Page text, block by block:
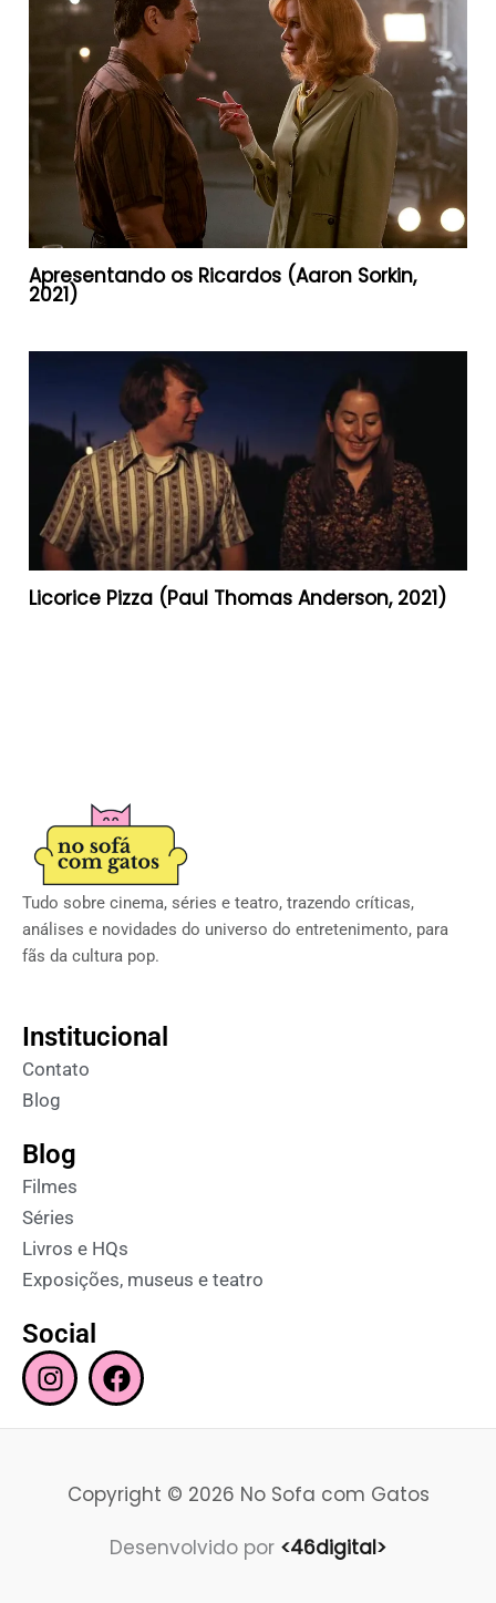
Apresentando os Ricardos (Aaron Sorkin,
2021)
Licorice Pizza (Paul Thomas Anderson, 2021)
Tudo sobre cinema, séries e teatro, trazendo críticas,
análises e novidades do universo do entretenimento, para
fãs da cultura pop.
Institucional
Contato
Blog
Blog
Filmes
Séries
Livros e HQs
Exposições, museus e teatro
Social
I
n
s
F
a
c
o
o
k
Copyright © 2026 No Sofa com Gatos
Desenvolvido por <46digital>